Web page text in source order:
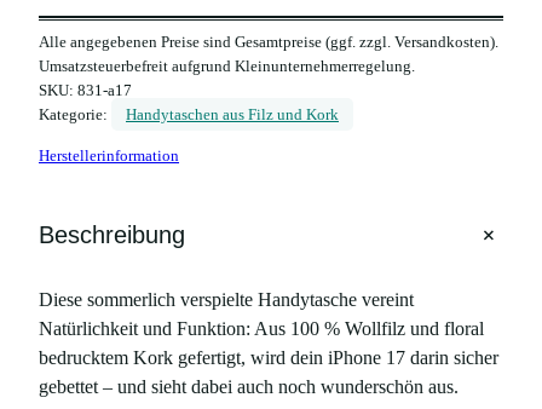
o
n
e
1
H
n
d
t
a
s
c
Alle angegebenen Preise sind Gesamtpreise (ggf. zzgl. Versandkosten).
Umsatzsteuerbefreit aufgrund Kleinunternehmerregelung.
SKU: 831-a17
Kategorie:
Handytaschen aus Filz und Kork
Herstellerinformation
Beschreibung +
Diese sommerlich verspielte Handytasche vereint
Natürlichkeit und Funktion: Aus 100 % Wollfilz und floral
bedrucktem Kork gefertigt, wird dein iPhone 17 darin sicher
gebettet – und sieht dabei auch noch wunderschön aus.